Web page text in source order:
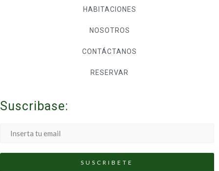
HABITACIONES
NOSOTROS
CONTÁCTANOS
RESERVAR
Suscribase: